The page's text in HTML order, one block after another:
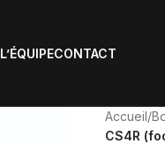
L’ÉQUIPECONTACT
Accueil/
CS4R